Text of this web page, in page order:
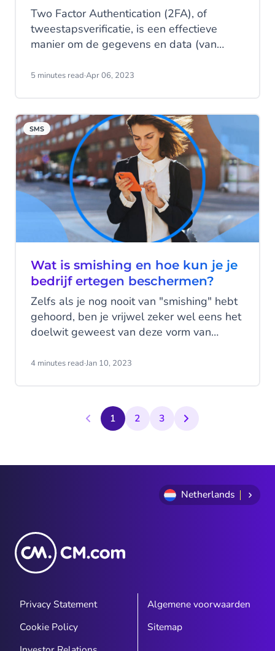
Two Factor Authentication (2FA), of
tweestapsverificatie, is een effectieve
manier om de gegevens en data (van
2FA in? En welke messaging kanalen
5 minutes read·Apr 06, 2023
SMS
Wat is smishing en hoe kun je je
bedrijf ertegen beschermen?
Zelfs als je nog nooit van "smishing" hebt
gehoord, ben je vrijwel zeker wel eens het
doelwit geweest van deze vorm van
sms-berichten om ontvangers op te lichten
telefoon met malware infecteren.
4 minutes read·Jan 10, 2023
1 2 3
Netherlands
Privacy Statement
Algemene voorwaarden
Cookie Policy
Sitemap